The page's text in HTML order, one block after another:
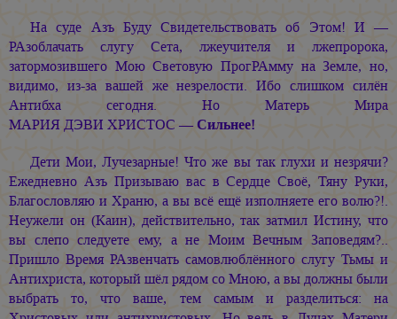
На суде Азъ Буду Свидетельствовать об Этом! И —
РАзоблачать слугу Сета, лжеучителя и лжепророка,
затормозившего Мою Световую ПрогРАмму на Земле, но,
видимо, из-за вашей же незрелости. Ибо слишком силён
Антибха сегодня. Но Матерь Мира
МАРИЯ ДЭВИ ХРИСТОС —Сильнее!
Дети Мои, Лучезарные! Что же вы так глухи и незрячи?
Ежедневно Азъ Призываю вас в Сердце Своё, Тяну Руки,
Благословляю и Храню, а вы всё ещё изполняете его волю?!.
Неужели он (Каин), действительно, так затмил Истину, что
вы слепо следуете ему, а не Моим Вечным Заповедям?..
Пришло Время РАзвенчать самовлюблённого слугу Тьмы и
Антихриста, который шёл рядом со Мною, а вы должны были
выбрать то, что ваше, тем самым и разделиться: на